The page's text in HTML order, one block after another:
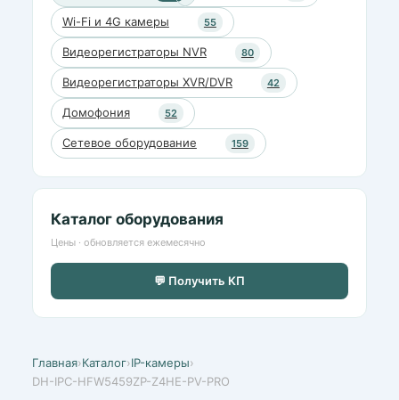
Wi-Fi и 4G камеры 55
Видеорегистраторы NVR 80
Видеорегистраторы XVR/DVR 42
Домофония 52
Сетевое оборудование 159
Каталог оборудования
Цены · обновляется ежемесячно
💬 Получить КП
Главная›Каталог›IP-камеры›
DH-IPC-HFW5459ZP-Z4HE-PV-PRO